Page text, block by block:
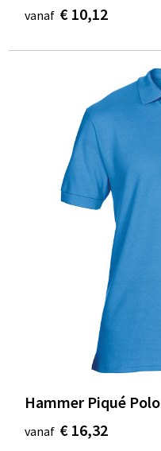
vanaf € 10,12
Hammer Piqué Polo
vanaf € 16,32